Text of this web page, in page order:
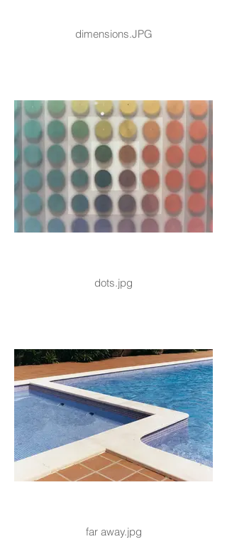
dimensions.JPG
dots.jpg
far away.jpg